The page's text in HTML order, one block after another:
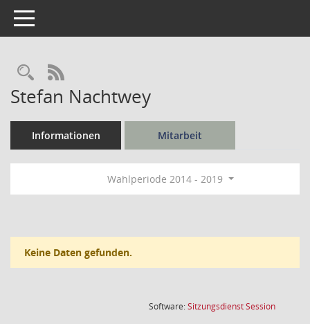
Toggle navigation
Rechercheauswahl
RSS-Feed
Stefan Nachtwey
Informationen Mitarbeit
Wahlperiode 2014 - 2019
Keine Daten gefunden.
Software:SitzungsdienstSession(Wird in